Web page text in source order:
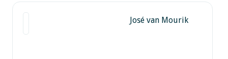
José van Mourik